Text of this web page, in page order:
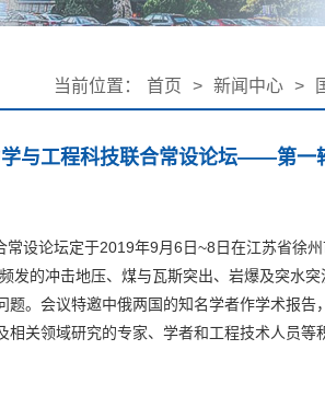
当前位置： 首页 > 新闻中心 >
与工程科技联合常设论坛——第一
设论坛定于2019年9月6日~8日在江苏省徐州
发的冲击地压、煤与瓦斯突出、岩爆及突水突
。会议特邀中俄两国的知名学者作学术报告
关领域研究的专家、学者和工程技术人员等